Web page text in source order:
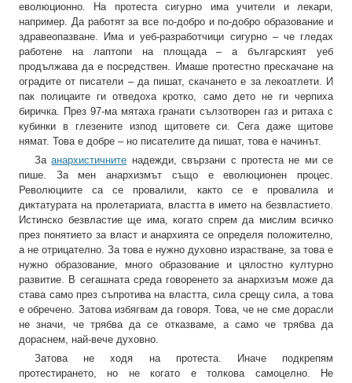
еволюционно. На протеста сигурно има учители и лекари,
например. Да работят за все по-добро и по-добро образование и
здравеопазване. Има и уеб-разработчици сигурно – че гледах
работене на лаптопи на площада – а българският уеб
продължава да е посредствен. Имаше протестно прескачане на
оградите от писатели – да пишат, скачането е за лекоатлети. И
пак полицаите ги отведоха кротко, само дето не ги черпиха
биричка. През 97-ма мятаха гранати сълзотворен газ и ритаха с
кубинки в глезените изпод щитовете си. Сега даже щитове
нямат. Това е добре – но писателите да пишат, това е начинът.
Заанархистичните надежди, свързани с протеста не ми се
пише. За мен анархизмът също е еволюционен процес.
Революциите са се провалили, както се е провалила и
диктатурата на пролетариата, властта в името на безвластието.
Истинско безвластие ще има, когато спрем да мислим всичко
през понятието за власт и анархията се определя положително,
а не отрицателно. За това е нужно духовно израстване, за това е
нужно образование, много образование и цялостно културно
развитие. В сегашната среда говоренето за анархизъм може да
става само през съпротива на властта, сила срещу сила, а това
е обречено. Затова избягвам да говоря. Това, че не сме дорасли
не значи, че трябва да се отказваме, а само че трябва да
дораснем, най-вече духовно.
Затова не ходя на протеста. Иначе подкрепям
протестирането, но не когато е толкова самоцелно. Не